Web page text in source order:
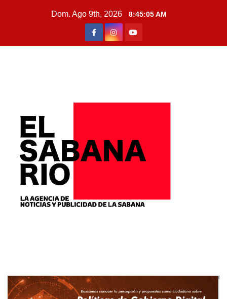
Dom. Ago 9th, 2026 8:45:06 AM